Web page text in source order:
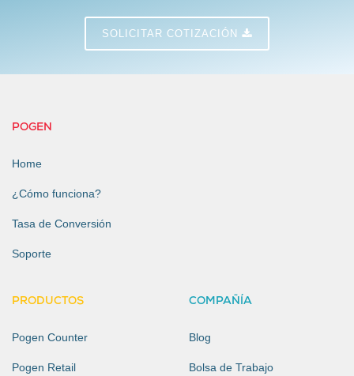
SOLICITAR COTIZACIÓN
POGEN
Home
¿Cómo funciona?
Tasa de Conversión
Soporte
PRODUCTOS
Pogen Counter
Pogen Retail
COMPAÑÍA
Blog
Bolsa de Trabajo